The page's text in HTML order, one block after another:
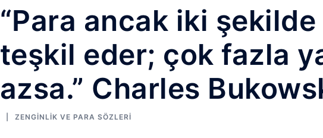
“Para ancak iki
teşkil eder; çok fazla
azsa.” Charles
ZENGINLIK VE PARA SÖZLERI